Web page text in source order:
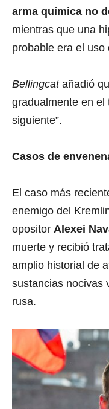
arma química no
mientras que una
probable era el
Bellingcat añadió
gradualmente en el
siguiente”.
Casos de
El caso más
enemigo del
opositor Alexei
muerte y recibió
amplio historial de
sustancias nocivas
rusa.